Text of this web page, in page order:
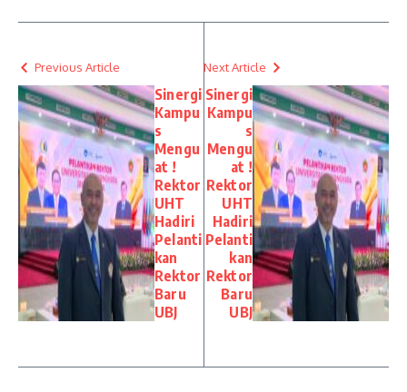
Previous Article
Sinergi
Kampu
s
Mengu
at !
Rektor
UHT
Hadiri
Pelanti
kan
Rektor
Baru
UBJ
Next Article
Sinergi
Kampu
s
Mengu
at !
Rektor
UHT
Hadiri
Pelanti
kan
Rektor
Baru
UBJ